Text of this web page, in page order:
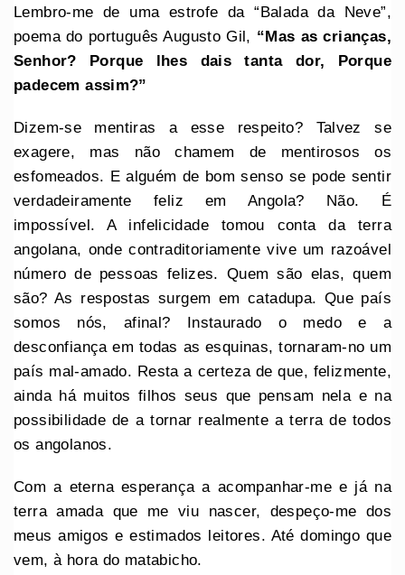
Lembro-me de uma estrofe da “Balada da Neve”,
poema do português Augusto Gil, “Mas as crianças,
Senhor? Porque lhes dais tanta dor, Porque
padecem assim?”
Dizem-se mentiras a esse respeito? Talvez se
exagere, mas não chamem de mentirosos os
esfomeados. E alguém de bom senso se pode sentir
verdadeiramente feliz em Angola? Não. É
impossível. A infelicidade tomou conta da terra
angolana, onde contraditoriamente vive um razoável
número de pessoas felizes. Quem são elas, quem
são? As respostas surgem em catadupa. Que país
somos nós, afinal? Instaurado o medo e a
desconfiança em todas as esquinas, tornaram-no um
país mal-amado. Resta a certeza de que, felizmente,
ainda há muitos filhos seus que pensam nela e na
possibilidade de a tornar realmente a terra de todos
os angolanos.
Com a eterna esperança a acompanhar-me e já na
terra amada que me viu nascer, despeço-me dos
meus amigos e estimados leitores. Até domingo que
vem, à hora do matabicho.